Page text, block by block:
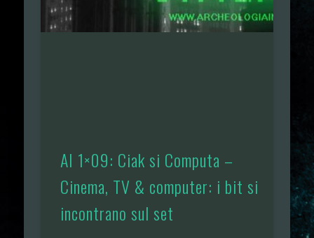
AI 1×09: Ciak si Computa –
Cinema, TV & computer: i bit si
incontrano sul set